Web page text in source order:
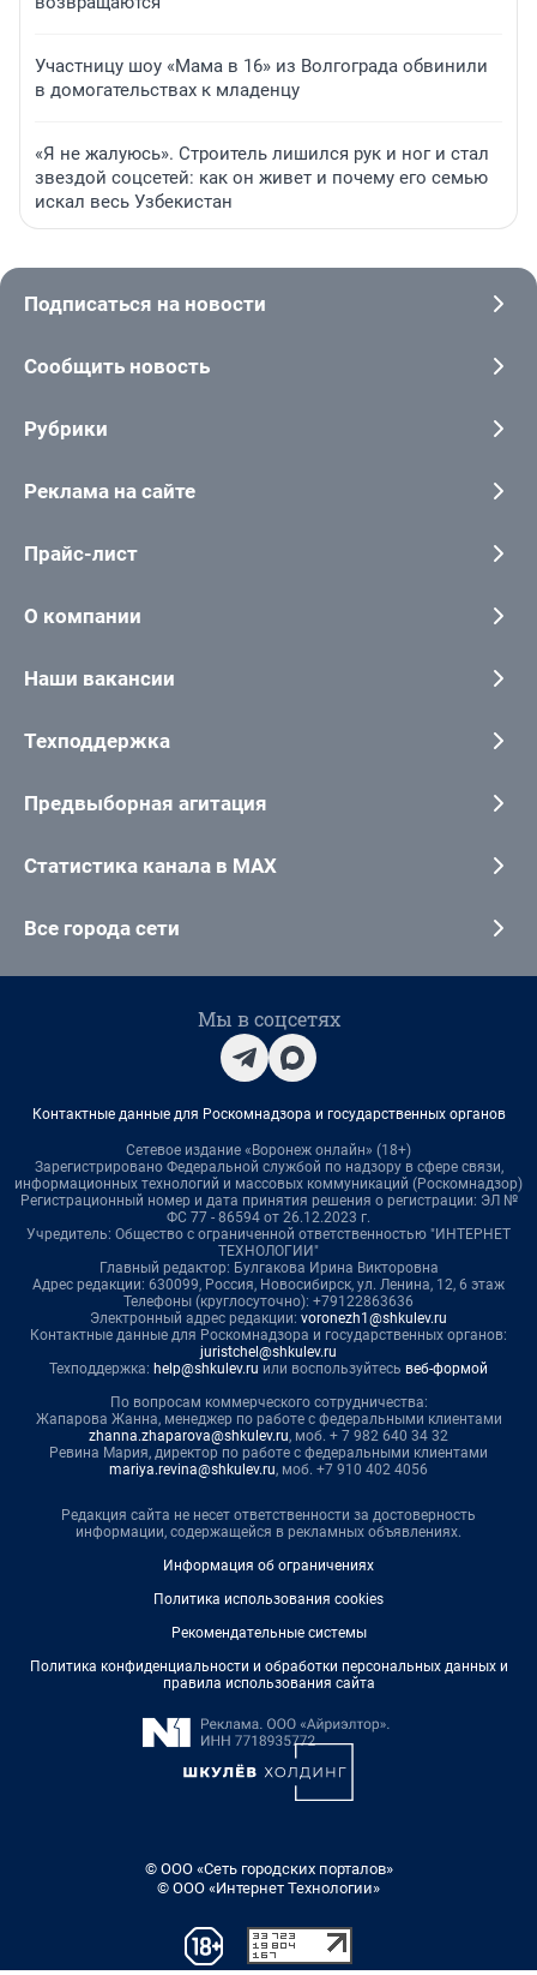
Участницу шоу «Мама в 16» из Волгограда обвинили
в домогательствах к младенцу
«Я не жалуюсь». Строитель лишился рук и ног и стал
звездой соцсетей: как он живет и почему его семью
искал весь Узбекистан
Подписаться на новости
Сообщить новость
Рубрики
Реклама на сайте
Прайс-лист
О компании
Наши вакансии
Техподдержка
Предвыборная агитация
Статистика канала в MAX
Все города сети
Мы в соцсетях
Контактные данные для Роскомнадзора и государственных органов
Сетевое издание «Воронеж онлайн» (18+)
Зарегистрировано Федеральной службой по надзору в сфере связи,
информационных технологий и массовых коммуникаций (Роскомнадзор)
Регистрационный номер и дата принятия решения о регистрации: ЭЛ №
ФС 77 - 86594 от 26.12.2023 г.
Учредитель: Общество с ограниченной ответственностью "ИНТЕРНЕТ
ТЕХНОЛОГИИ"
Главный редактор: Булгакова Ирина Викторовна
Адрес редакции: 630099, Россия, Новосибирск, ул. Ленина, 12, 6 этаж
Телефоны (круглосуточно): +79122863636
Электронный адрес редакции: voronezh1@shkulev.ru
Контактные данные для Роскомнадзора и государственных органов:
juristchel@shkulev.ru
Техподдержка: help@shkulev.ru или воспользуйтесь веб-формой
По вопросам коммерческого сотрудничества:
Жапарова Жанна, менеджер по работе с федеральными клиентами
zhanna.zhaparova@shkulev.ru, моб. + 7 982 640 34 32
Ревина Мария, директор по работе с федеральными клиентами
mariya.revina@shkulev.ru, моб. +7 910 402 4056
Редакция сайта не несет ответственности за достоверность
информации, содержащейся в рекламных объявлениях.
Информация об ограничениях
Политика использования cookies
Рекомендательные системы
Политика конфиденциальности и обработки персональных данных и
правила использования сайта
© ООО «Сеть городских порталов»
© ООО «Интернет Технологии»